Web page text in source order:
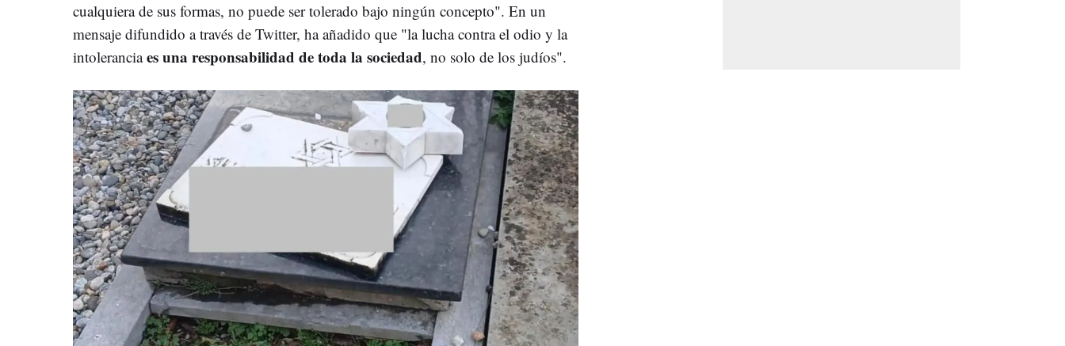
cualquiera de sus formas, no puede ser tolerado bajo ningún concepto". En un
mensaje difundido a través de Twitter, ha añadido que "la lucha contra el odio y la
intoleranciaes una responsabilidad de toda la sociedad, no solo de los judíos".